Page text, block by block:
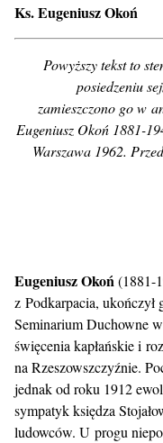
Ks. Eugeniusz Okoń
Powyższy tekst to
posiedzeniu
zamieszczono go w
Eugeniusz Okoń 1881-
Warszawa 1962.
Eugeniusz Okoń(1881-
z Podkarpacia, ukończył
Seminarium Duchowne
święcenia kapłańskie i
na Rzeszowszczyźnie.
jednak od roku 1912
sympatyk księdza
ludowców. U progu